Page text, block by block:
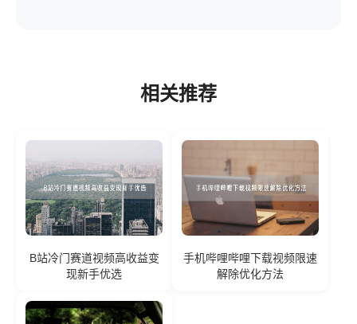
相关推荐
B站冷门赛道视频高收益变
现新手优选
手机哔哩哔哩下载视频限速
解除优化方法